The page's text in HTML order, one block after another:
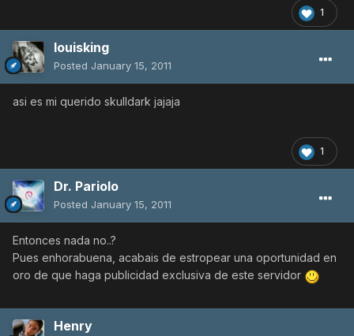
1
louisking
Posted January 15, 2011
asi es mi querido skulldark jajaja
1
Dr. Pariolo
Posted January 15, 2011
Entonces nada no..?
Pues enhorabuena, acabais de estropear una oportunidad en
oro de que haga publicidad exclusiva de este servidor
Henry